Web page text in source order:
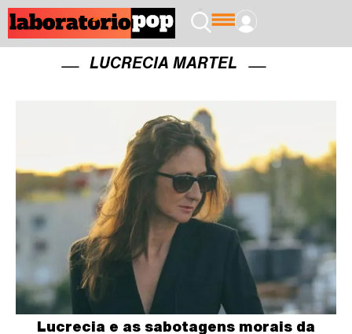
LUCRECIA MARTEL
Lucrecia e as sabotagens morais da